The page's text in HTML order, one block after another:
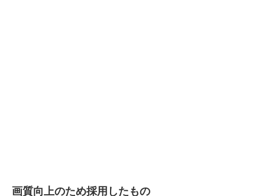
画質向上のため採用したもの